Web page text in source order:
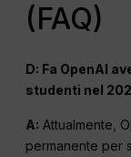
(FAQ)
D: Fa OpenAI
studenti nel
A: Attualmente,
permanente per